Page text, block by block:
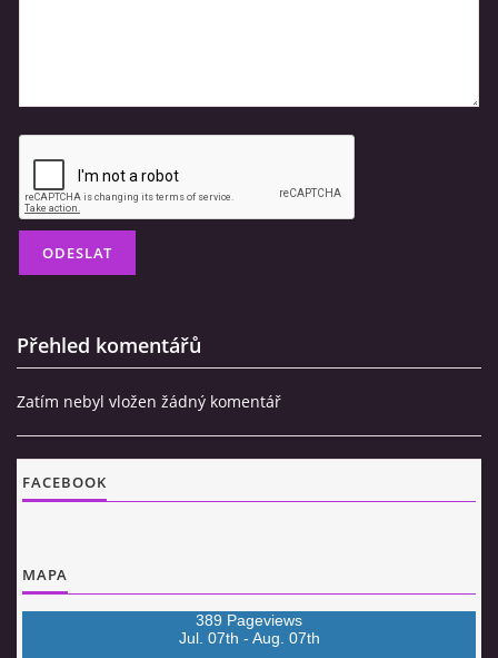
Přehled komentářů
Zatím nebyl vložen žádný komentář
FACEBOOK
MAPA
389 Pageviews
Jul. 07th - Aug. 07th